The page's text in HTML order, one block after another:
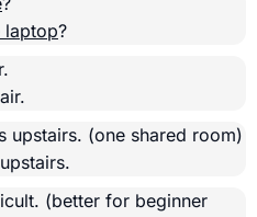
laptop?
upstairs. (one shared room)
(better for beginner